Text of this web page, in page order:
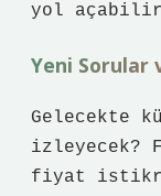
yol
Yeni Sorular
Gelecekte
izleyecek?
fiyat